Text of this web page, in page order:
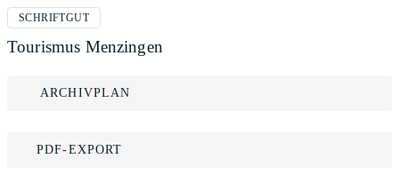
SCHRIFTGUT
Tourismus Menzingen
ARCHIVPLAN
PDF-EXPORT